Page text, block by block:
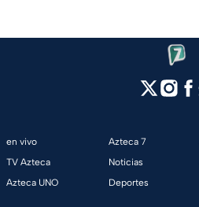
en vivo
TV Azteca
Azteca UNO
Azteca 7
Noticias
Deportes